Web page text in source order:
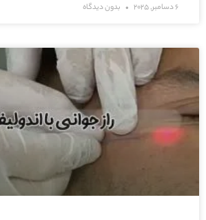
6 دسامبر, 2025 بدون دیدگاه